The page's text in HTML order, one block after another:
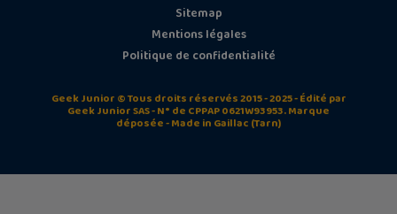
Sitemap
Mentions légales
Politique de confidentialité
Geek Junior © Tous droits réservés 2015 - 2025 - Édité par
Geek Junior SAS - N° de CPPAP 0621W93953. Marque
déposée - Made in Gaillac (Tarn)